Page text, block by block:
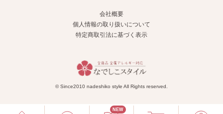
NEW
会社概要
個人情報の取り扱いについて
特定商取引法に基づく表示
© Since2010 nadeshiko style All Rights reserved.